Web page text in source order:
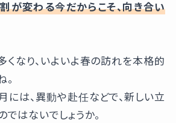
が変わる今だからこそ、向き合い
くなり、いよいよ春の訪れを本格的
。
は、異動や赴任などで、新しい立
はないでしょうか。